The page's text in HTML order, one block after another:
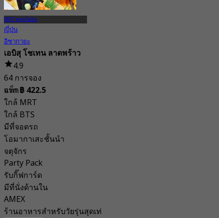
MRT พหลโยธิน
ญี่ปุ่น
อิซากายะ
เอบิสุ โชเทน ลาดพร้าว
4.9
64 การจอง
จาก฿ 422.5
แท็ก
ใกล้ MRT
ใกล้ BTS
มีที่จอดรถ
โอมากาเสะชั้นนำ
จตุจักร
Party Pack
รับกิ๊ฟการ์ด
มีที่นั่งด้านใน
AMEX
ร้านอาหารสำหรับวัยรุ่นสุดเท่